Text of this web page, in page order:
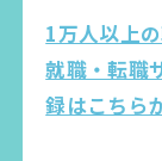
1万人以上
就職・転職
録はこちら